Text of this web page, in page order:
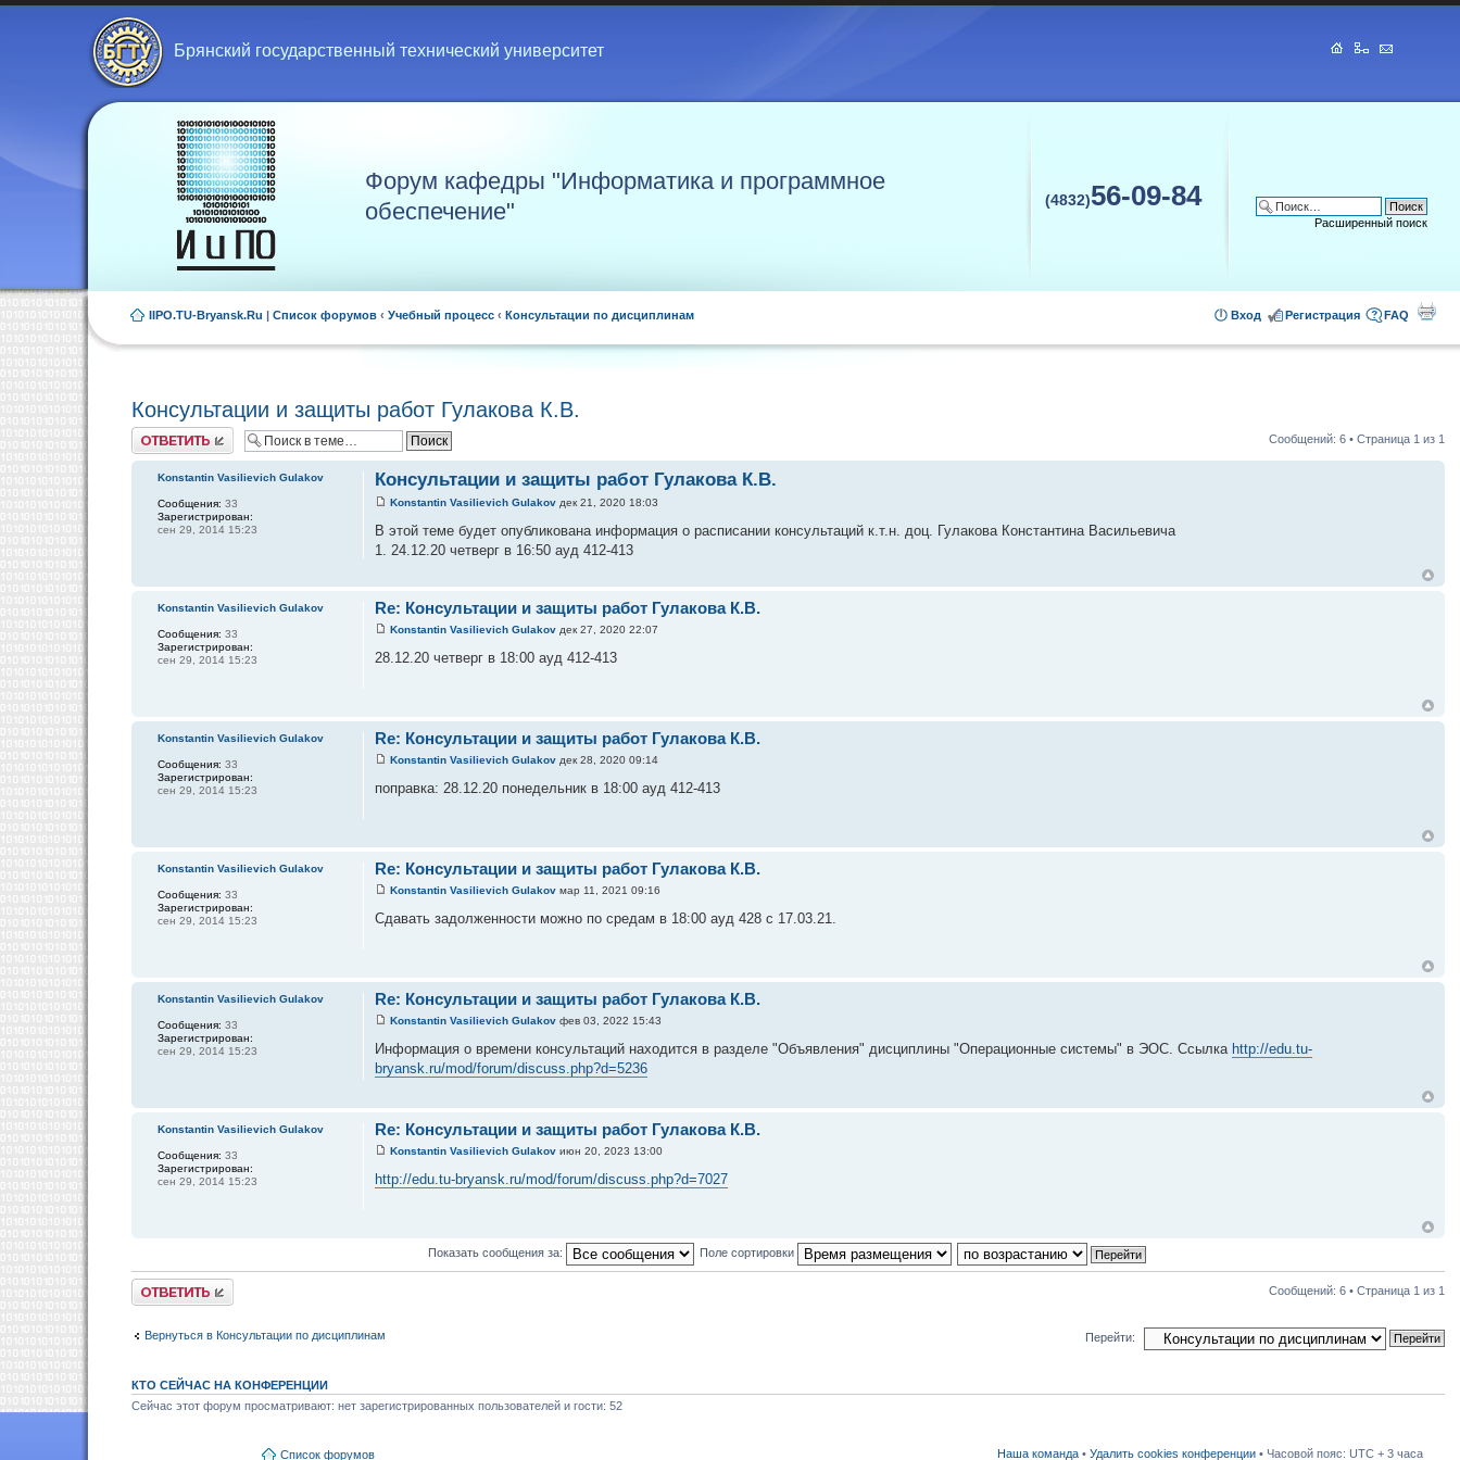
Брянский государственный технический университет
Форум кафедры "Информатика и программное
обеспечение"
(4832)56-09-84
Расширенный поиск
IIPO.TU-Bryansk.Ru | Список форумов ‹ Учебный процесс ‹ Консультации по дисциплинам FAQ
Регистрация
Вход
Консультации и защиты работ Гулакова К.В.
Ответить Сообщений: 6 • Страница 1 из 1
Консультации и защиты работ Гулакова К.В.
Konstantin Vasilievich Gulakov дек 21, 2020 18:03
В этой теме будет опубликована информация о расписании консультаций к.т.н. доц. Гулакова Константина Васильевича
1. 24.12.20 четверг в 16:50 ауд 412-413
Konstantin Vasilievich Gulakov
Сообщения: 33
Зарегистрирован:
сен 29, 2014 15:23
Re: Консультации и защиты работ Гулакова К.В.
Konstantin Vasilievich Gulakov дек 27, 2020 22:07
28.12.20 четверг в 18:00 ауд 412-413
Konstantin Vasilievich Gulakov
Сообщения: 33
Зарегистрирован:
сен 29, 2014 15:23
Re: Консультации и защиты работ Гулакова К.В.
Konstantin Vasilievich Gulakov дек 28, 2020 09:14
поправка: 28.12.20 понедельник в 18:00 ауд 412-413
Konstantin Vasilievich Gulakov
Сообщения: 33
Зарегистрирован:
сен 29, 2014 15:23
Re: Консультации и защиты работ Гулакова К.В.
Konstantin Vasilievich Gulakov мар 11, 2021 09:16
Сдавать задолженности можно по средам в 18:00 ауд 428 с 17.03.21.
Konstantin Vasilievich Gulakov
Сообщения: 33
Зарегистрирован:
сен 29, 2014 15:23
Re: Консультации и защиты работ Гулакова К.В.
Konstantin Vasilievich Gulakov фев 03, 2022 15:43
Информация о времени консультаций находится в разделе "Объявления" дисциплины "Операционные системы" в ЭОС. Ссылка http://edu.tu-
bryansk.ru/mod/forum/discuss.php?d=5236
Konstantin Vasilievich Gulakov
Сообщения: 33
Зарегистрирован:
сен 29, 2014 15:23
Re: Консультации и защиты работ Гулакова К.В.
Konstantin Vasilievich Gulakov июн 20, 2023 13:00
http://edu.tu-bryansk.ru/mod/forum/discuss.php?d=7027
Konstantin Vasilievich Gulakov
Сообщения: 33
Зарегистрирован:
сен 29, 2014 15:23
Показать сообщения за: Поле сортировки
Ответить Сообщений: 6 • Страница 1 из 1
Вернуться в Консультации по дисциплинам Перейти:
КТО СЕЙЧАС НА КОНФЕРЕНЦИИ
Сейчас этот форум просматривают: нет зарегистрированных пользователей и гости: 52
Список форумов Наша команда • Удалить cookies конференции • Часовой пояс: UTC + 3 часа